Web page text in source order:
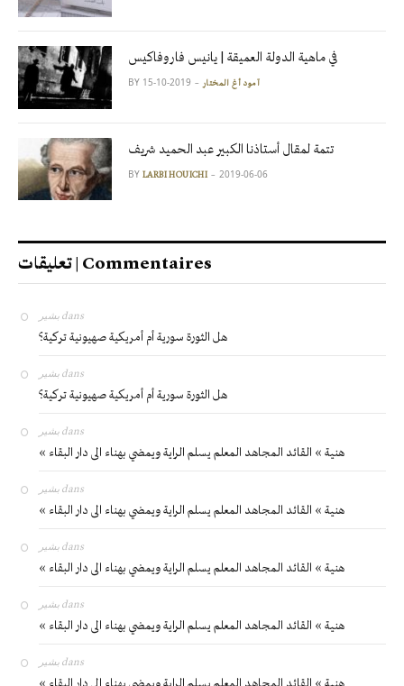
في ماهية الدولة العميقة | يانيس فاروفاكيس
BY آمود أغ المختار 2019-10-15
تتمة لمقال أستاذنا الكبير عبد الحميد شريف
BY LARBI HOUICHI 2019-06-06
تعليقات | Commentaires
بشير dans
هل الثورة سورية أم أمريكية صهيونية تركية؟
بشير dans
هل الثورة سورية أم أمريكية صهيونية تركية؟
بشير dans
« هنية » القائد المجاهد المعلم يسلم الراية ويمضي بهناء الى دار البقاء
بشير dans
« هنية » القائد المجاهد المعلم يسلم الراية ويمضي بهناء الى دار البقاء
بشير dans
« هنية » القائد المجاهد المعلم يسلم الراية ويمضي بهناء الى دار البقاء
بشير dans
« هنية » القائد المجاهد المعلم يسلم الراية ويمضي بهناء الى دار البقاء
بشير dans
« هنية » القائد المجاهد المعلم يسلم الراية ويمضي بهناء الى دار البقاء